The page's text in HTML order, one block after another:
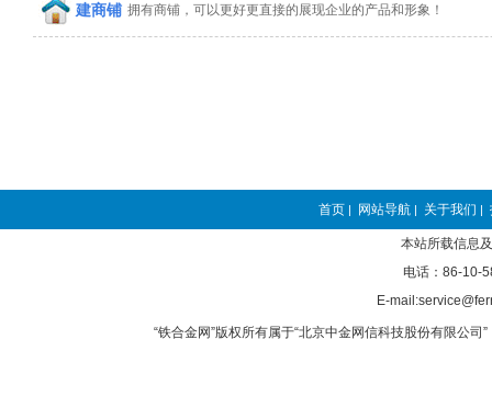
建商铺 拥有商铺，可以更好更直接的展现企业的产品和形象！
首页 | 网站导航 | 关于我们 |
本站所载信息
电话：86-10-
E-
“铁合金网”版权所有属于“北京中金网信科技股份有限公司